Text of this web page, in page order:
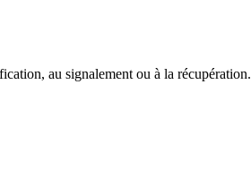
au signalement ou à la récupération.